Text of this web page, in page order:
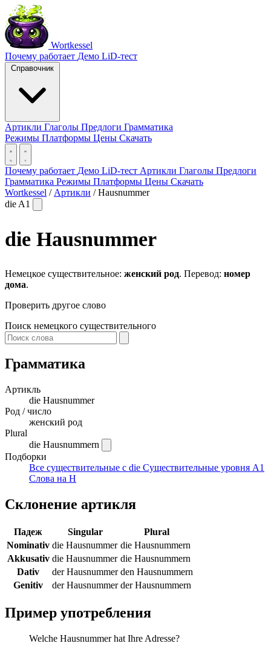
Wortkessel
Почему работает Демо LiD-тест
Справочник
Артикли Глаголы Предлоги Грамматика
Режимы Платформы Цены Скачать
Почему работает Демо LiD-тест Артикли Глаголы Предлоги
Грамматика Режимы Платформы Цены Скачать
Wortkessel / Артикли / Hausnummer
die A1
die Hausnummer
Немецкое существительное: женский род. Перевод: номер
дома.
Проверить другое слово
Поиск немецкого существительного
Грамматика
Артикль
die Hausnummer
Род / число
женский род
Plural
die Hausnummern
Подборки
Все существительные с die Существительные уровня A1
Слова на H
Склонение артикля
Падеж Singular
Plural
Nominativ die Hausnummer die Hausnummern
Akkusativ die Hausnummer die Hausnummern
Dativ
der Hausnummer den Hausnummern
Genitiv
der Hausnummer der Hausnummern
Пример употребления
Welche Hausnummer hat Ihre Adresse?